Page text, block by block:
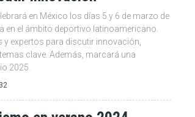
en México los días 5 y 6 de marzo de
en el ámbito deportivo latinoamericano.
y expertos para discutir innovación,
clave. Además, marcará una
2025.